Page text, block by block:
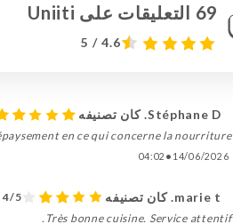
69 التعليقات على Uniiti
4.6 / 5
Stéphane D. كان تصنيفه
en ce qui concerne la nourriture
14/06/2026
•
04:02
marie t. كان تصنيفه
4/5
Très bonne cuisine. Service attentif.